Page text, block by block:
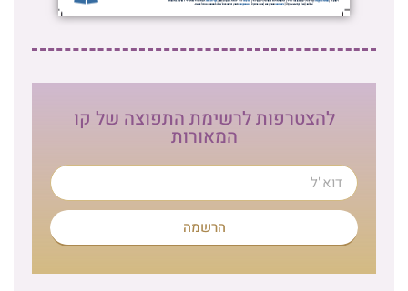
להצטרפות לרשימת התפוצה של קו
המאורות
הרשמה